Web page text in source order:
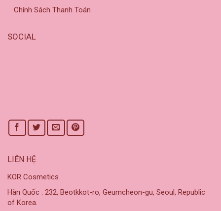
Chính Sách Thanh Toán
SOCIAL
LIÊN HỆ
KOR Cosmetics
Hàn Quốc : 232, Beotkkot-ro, Geumcheon-gu, Seoul, Republic
of Korea.